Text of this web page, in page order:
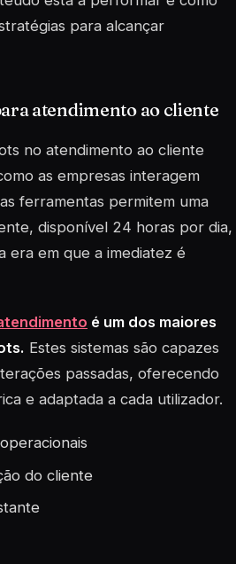
para alcançar
atendimento ao cliente
no atendimento ao cliente
as empresas interagem
ferramentas permitem uma
disponível 24 horas por dia,
era em que a imediatez é
é um dos maiores
Estes sistemas são capazes
passadas, oferecendo
e adaptada a cada utilizador.
do cliente